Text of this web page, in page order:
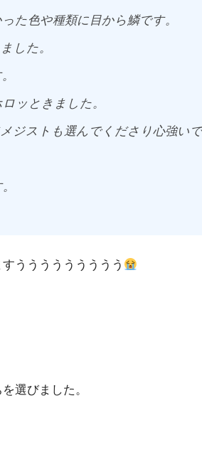
た色や種類に目から鱗です。
した。
ッときました。
ジストも選んでくださり心強いで
ううううううううう
選びました。